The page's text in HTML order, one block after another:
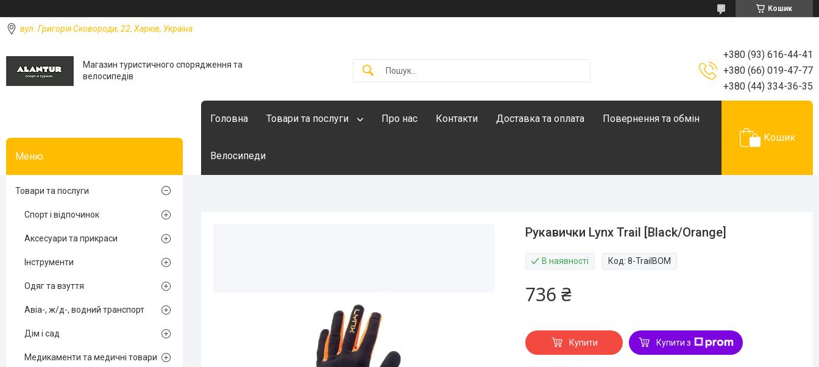
Кошик
вул. Григорія Сковороди, 22, Харків, Україна
Магазин туристичного спорядження та
велосипедів
+380 (93) 616-44-41
+380 (66) 019-47-77
+380 (44) 334-36-35
Головна Товари та послуги Про нас Контакти Доставка та оплата Повернення та обмін
Велосипеди
Кошик
Рукавички Lynx Trail [Black/Orange]
В наявності Код:8-TrailBOM
736 ₴
Купити Купити з
Товари та послуги
Спорт і відпочинок
Аксесуари та прикраси
Інструменти
Одяг та взуття
Авіа-, ж/д-, водний транспорт
Дім і сад
Медикаменти та медичні товари